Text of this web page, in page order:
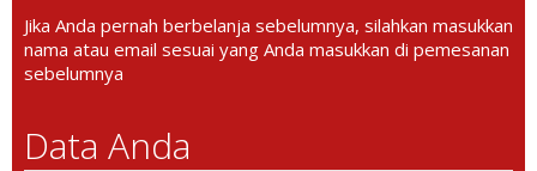
Jika Anda pernah berbelanja sebelumnya, silahkan masukkan
nama atau email sesuai yang Anda masukkan di pemesanan
sebelumnya
Data Anda